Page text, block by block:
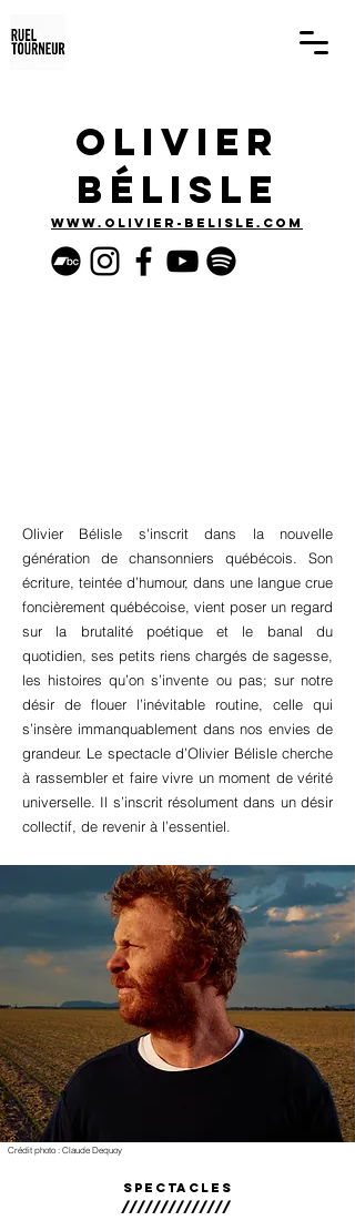
Olivier
Bélisle
www.olivier-belisle.com
Olivier Bélisle s'inscrit dans la nouvelle
génération de chansonniers québécois. Son
écriture, teintée d’humour, dans une langue crue
foncièrement québécoise, vient poser un regard
sur la brutalité poétique et le banal du
quotidien, ses petits riens chargés de sagesse,
les histoires qu’on s’invente ou pas; sur notre
désir de flouer l’inévitable routine, celle qui
s’insère immanquablement dans nos envies de
grandeur. Le spectacle d’Olivier Bélisle cherche
à rassembler et faire vivre un moment de vérité
universelle. Il s’inscrit résolument dans un désir
collectif, de revenir à l’essentiel.
Crédit photo : Claude Dequoy
Spectacles
//////////////